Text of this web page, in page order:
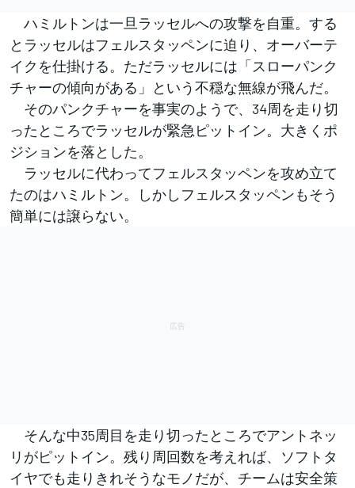
ハミルトンは一旦ラッセルへの攻撃を自重。する
とラッセルはフェルスタッペンに迫り、オーバーテ
イクを仕掛ける。ただラッセルには「スローパンク
チャーの傾向がある」という不穏な無線が飛んだ。
そのパンクチャーを事実のようで、34周を走り切
ったところでラッセルが緊急ピットイン。大きくポ
ジションを落とした。
ラッセルに代わってフェルスタッペンを攻め立て
たのはハミルトン。しかしフェルスタッペンもそう
簡単には譲らない。
そんな中35周目を走り切ったところでアントネッ
リがピットイン。残り周回数を考えれば、ソフトタ
イヤでも走りきれそうなモノだが、チームは安全策